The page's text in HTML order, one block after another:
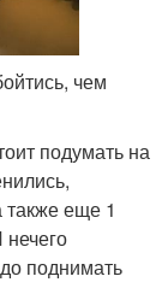
чем
подумать на
также еще 1
поднимать